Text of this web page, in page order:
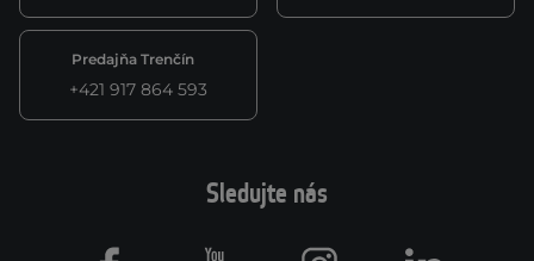
Predajňa Trenčín
+421 917 864 593
Sledujte nás